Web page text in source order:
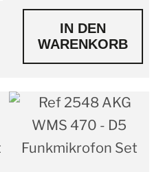
IN DEN
WARENKORB